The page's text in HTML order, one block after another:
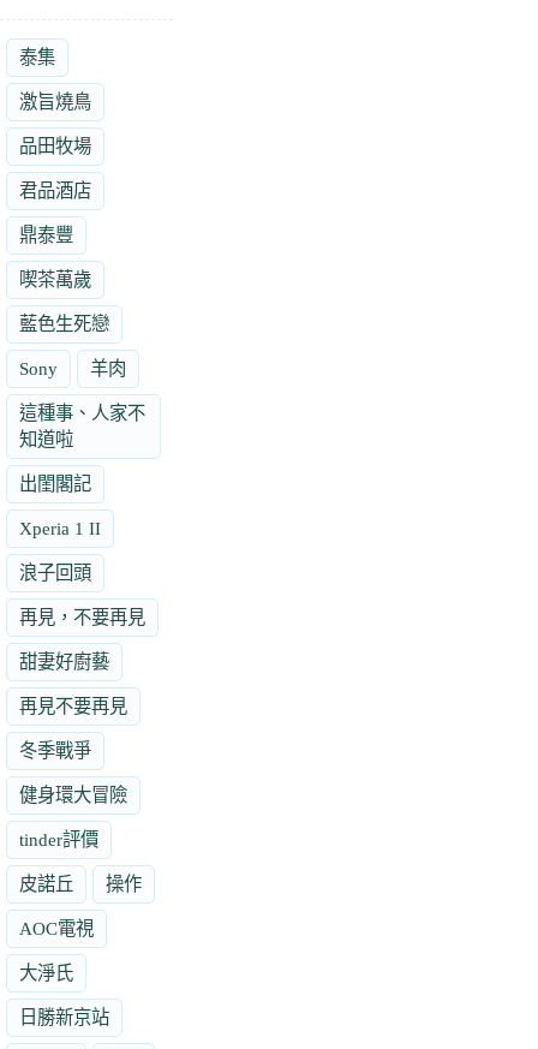
泰集
激旨燒鳥
品田牧場
君品酒店
鼎泰豐
喫茶萬歲
藍色生死戀
Sony 羊肉
這種事、人家不
知道啦
出閨閣記
Xperia 1 II
浪子回頭
再見，不要再見
甜妻好廚藝
再見不要再見
冬季戰爭
健身環大冒險
tinder評價
皮諾丘 操作
AOC電視
大淨氏
日勝新京站